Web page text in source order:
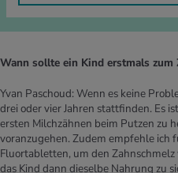
Wann sollte ein Kind erstmals zum
Yvan Paschoud: Wenn es keine
drei oder vier Jahren stattfinden. Es
ersten Milchzähnen beim Putzen zu
voranzugehen. Zudem empfehle ich
Fluortabletten, um den
das Kind dann dieselbe Nahrung zu